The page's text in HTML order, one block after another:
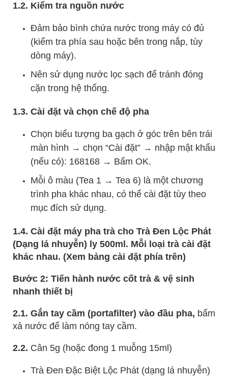
1.2. Kiểm tra nguồn nước
Đảm bảo bình chứa nước trong máy có đủ
(kiểm tra phía sau hoặc bên trong nắp, tùy
dòng máy).
Nên sử dụng nước lọc sạch để tránh đóng
cặn trong hệ thống.
1.3. Cài đặt và chọn chế độ pha
Chọn biểu tượng ba gạch ở góc trên bên trái
màn hình → chọn “Cài đặt” → nhập mật khẩu
(nếu có): 168168 → Bấm OK.
Mỗi ô màu (Tea 1 → Tea 6) là một chương
trình pha khác nhau, có thể cài đặt tùy theo
mục đích sử dụng.
1.4. Cài đặt máy pha trà cho Trà Đen Lộc Phát
(Dạng lá nhuyễn) ly 500ml. Mỗi loại trà cài đặt
khác nhau. (Xem bảng cài đặt phía trên)
Bước 2: Tiến hành nước cốt trà & vệ sinh
nhanh thiết bị
2.1. Gắn tay cầm (portafilter) vào đầu pha, bấm
xả nước để làm nóng tay cầm.
2.2. Cân 5g (hoặc đong 1 muỗng 15ml)
Trà Đen Đặc Biệt Lộc Phát (dạng lá nhuyễn)